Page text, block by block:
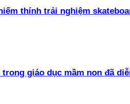
thính trải nghiệm
giáo dục mầm non đã